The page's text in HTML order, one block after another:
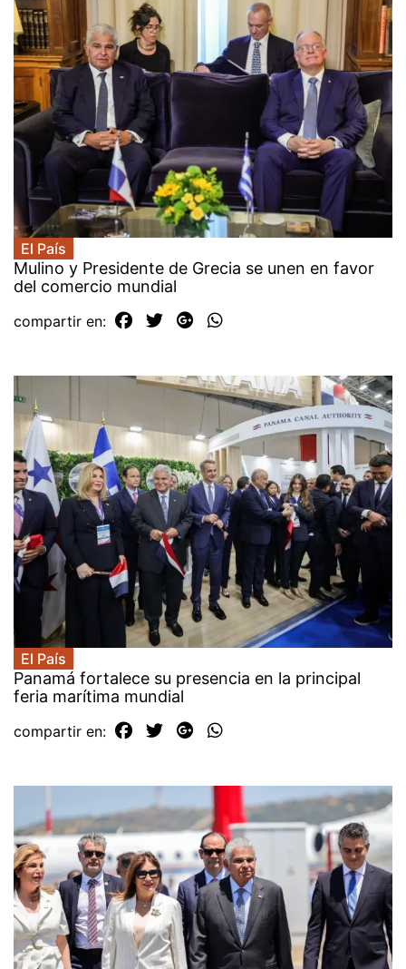
El País
Mulino y Presidente de Grecia se unen en favor
del comercio mundial
compartir en:
El País
Panamá fortalece su presencia en la principal
feria marítima mundial
compartir en: